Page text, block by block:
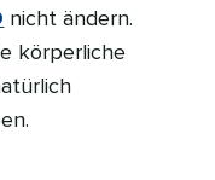
nicht ändern.
körperliche